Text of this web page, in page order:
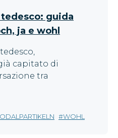
guida
ja e wohl
capitato di
tra
WOHL